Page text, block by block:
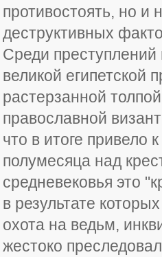
противостоять, но и
деструктивных
Среди
великой египетской
растерзанной
православной
что в итоге привело
полумесяца над
средневековья это
в результате
охота на ведьм,
жестоко